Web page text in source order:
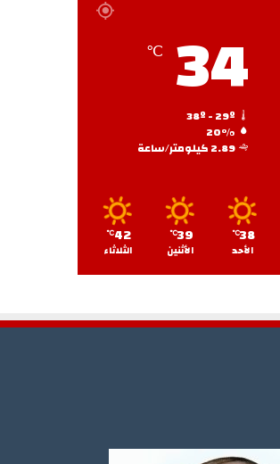
34
℃
20%
2.89 كيلومتر/ساعة
38
℃
الأحد
39
℃
الأثنين
42
℃
الثلاثاء